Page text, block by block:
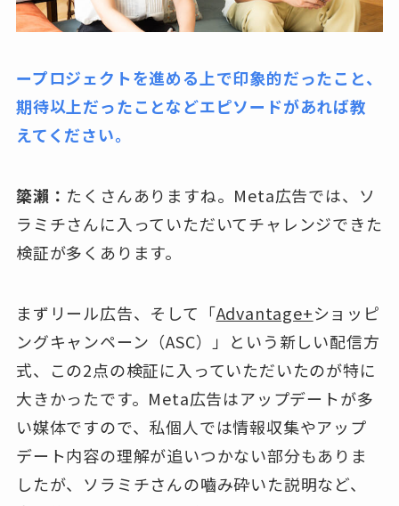
ープロジェクトを進める上で印象的だったこと、
期待以上だったことなどエピソードがあれば教
えてください。
簗瀨： たくさんありますね。Meta広告では、ソ
ラミチさんに入っていただいてチャレンジできた
検証が多くあります。
まずリール広告、そして「Advantage+ショッピ
ングキャンペーン（ASC）」という新しい配信方
式、この2点の検証に入っていただいたのが特に
大きかったです。Meta広告はアップデートが多
い媒体ですので、私個人では情報収集やアップ
デート内容の理解が追いつかない部分もありま
したが、ソラミチさんの嚙み砕いた説明など、